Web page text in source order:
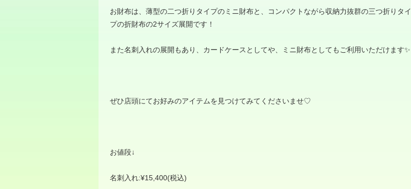
お財布は、薄型の二つ折りタイプのミニ財布と、コンパクトながら収納力抜群の三つ折りタイ
プの折財布の2サイズ展開です！
また名刺入れの展開もあり、カードケースとしてや、ミニ財布としてもご利用いただけます✨
ぜひ店頭にてお好みのアイテムを見つけてみてくださいませ♡
お値段↓
名刺入れ:¥15,400(税込)